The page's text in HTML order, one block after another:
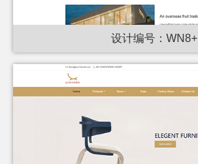
设计编号：WN8+